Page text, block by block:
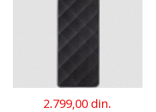
2.799,00 din.